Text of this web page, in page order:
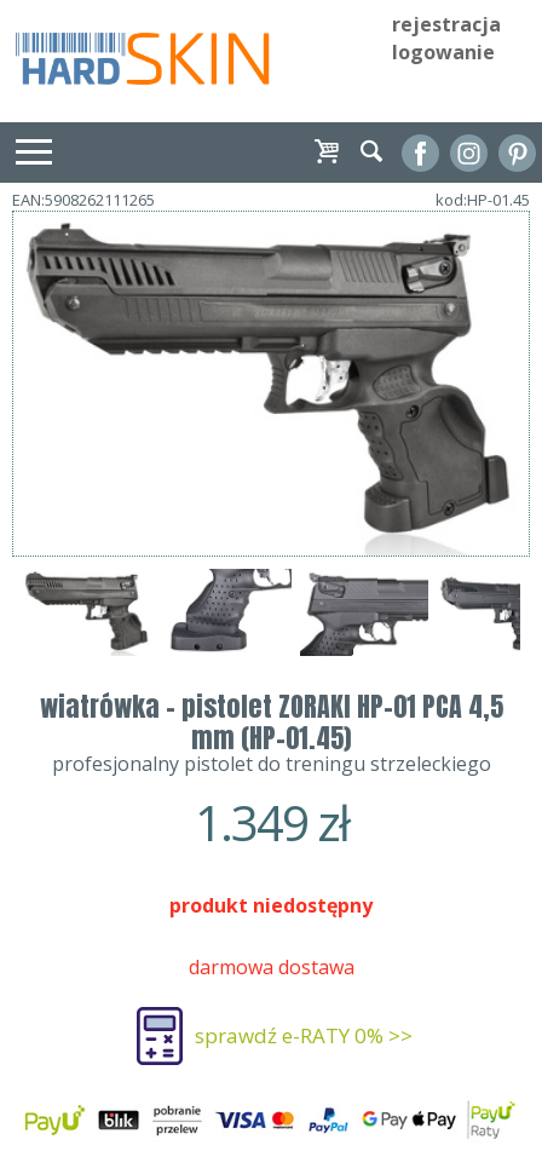
rejestracja
logowanie
EAN:5908262111265 kod:HP-01.45
wiatrówka - pistolet ZORAKI HP-01 PCA 4,5
mm (HP-01.45)
profesjonalny pistolet do treningu strzeleckiego
1.349zł
produkt niedostępny
darmowa dostawa
sprawdź e-RATY 0% >>